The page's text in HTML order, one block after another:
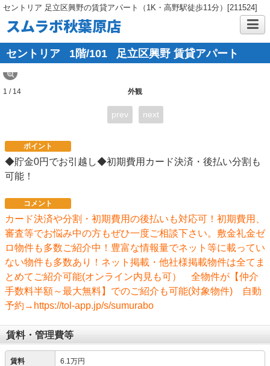
セントリア 足立区興野の賃貸アパート（1K・高野駅徒歩11分）[211524]
スムラボ秋葉原店
セントリア 1階/101 足立区興野 賃貸アパート
外観
1 / 14
prev next
ポイント
◆貯金0円でお引越し◆初期費用カード決済・後払い分割も
可能！
コメント
カード決済や分割・初期費用の後払いも対応可！初期費用、
審査等でお悩み中の方もぜひ一度ご相談下さい。敷金礼金ゼ
ロ物件も多数ご紹介中！豊富な情報量でネット等に載ってい
ない物件も多数あり！ネット掲載・他社様掲載物件は全てま
とめてご紹介可能(オンライン内見も可） 全物件が【仲介
手数料半額～最大無料】でのご紹介も可能(対象物件) 自動
予約→https://tol-app.jp/s/sumurabo
賃料・管理費等
賃料 6.1万円